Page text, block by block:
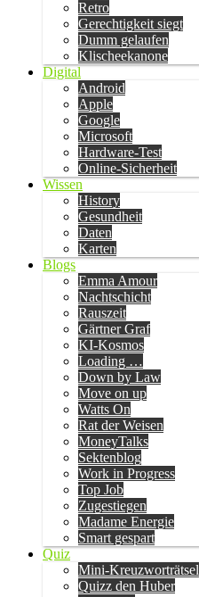
Retro
Gerechtigkeit siegt
Dumm gelaufen
Klischeekanone
Digital
Android
Apple
Google
Microsoft
Hardware-Test
Online-Sicherheit
Wissen
History
Gesundheit
Daten
Karten
Blogs
Emma Amour
Nachtschicht
Rauszeit
Gärtner Graf
KI-Kosmos
Loading …
Down by Law
Move on up
Watts On
Rat der Weisen
MoneyTalks
Sektenblog
Work in Progress
Top Job
Zugestiegen
Madame Energie
Smart gespart
Quiz
Mini-Kreuzworträtsel
Quizz den Huber